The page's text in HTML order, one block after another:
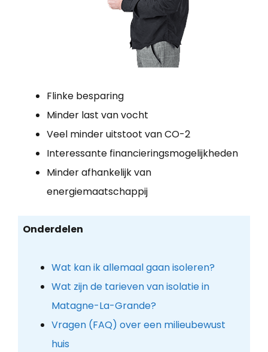
Flinke besparing
Minder last van vocht
Veel minder uitstoot van CO-2
Interessante financieringsmogelijkheden
Minder afhankelijk van
energiemaatschappij
Onderdelen
Wat kan ik allemaal gaan isoleren?
Wat zijn de tarieven van isolatie in
Matagne-La-Grande?
Vragen (FAQ) over een milieubewust
huis